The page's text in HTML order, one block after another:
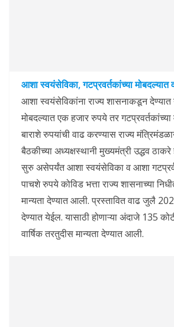
आशा स्वयंसेविका, गटप्रवर्तकांच्या मोबदल्यात
आशा स्वयंसेविकांना राज्य शासनाकडून देण्यात
मोबदल्यात एक हजार रुपये तर गटप्रवर्तकांच्या
बाराशे रुपयांची वाढ करण्यास राज्य
बैठकीच्या अध्यक्षस्थानी मुख्यमंत्री उद्धव ठाकरे
सुरु असेपर्यंत आशा स्वयंसेविका व आशा
पाचशे रुपये कोविड भत्ता राज्य शासनाच्या
मान्यता देण्यात आली. प्रस्तावित वाढ जुलै
देण्यात येईल. यासाठी होणाऱ्या अंदाजे 135
वार्षिक तरतुदीस मान्यता देण्यात आली.